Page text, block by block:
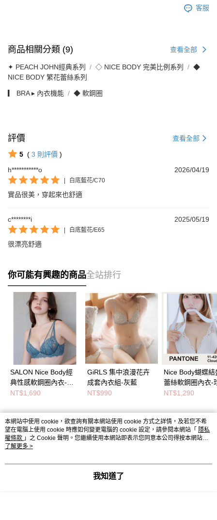
客服
商品相關分類 (9) 查看全部
✦ PEACH JOHN經典系列 ◇ NICE BODY 完美比例系列
◆
NICE BODY 繁花蕾絲系列
▎ BRA ▸ 內衣機能 ◆ 軟鋼圈
評價 查看全部
5 ( 3 則評價 )
h***********o
2026/04/19
白底藍花/C70
實品很美，穿起來也舒適
c********i 2025/05/19
白底藍花/E65
很漂亮舒適
你可能有興趣的商品全站排行
SALON Nice Body經
典性感軟鋼圈內衣-藍
綠
NT$1,690
GiRLS 集中浪漫花卉
成套內衣組-灰藍
NT$990
Nice Body蝴蝶結
蕾絲軟鋼圈內衣-
白
NT$1,290
熱門標籤
本網站中使用 cookie，欲查詢有關本網站使用 cookie 方式之詳情，及若您不希
望在電腦上使用 cookie 時應如何變更電腦的 cookie 設定，請參閱本網站「 隱私
權條款 」之 Cookie 聲明。您繼續使用本網站即表示您同意本公司得按本網站使
用條款之 Cookie 聲明使用 cookie。
了解更多 >
我知道了